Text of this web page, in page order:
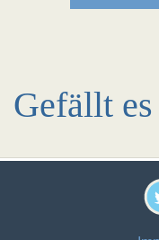
Gefällt